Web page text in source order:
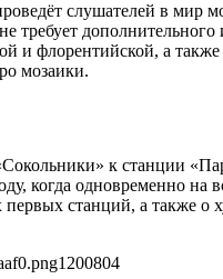
слушателей в мир
требует дополнительного
и флорентийской, а
мозаики.
к станции
когда одновременно на
станций, а также о
1200804